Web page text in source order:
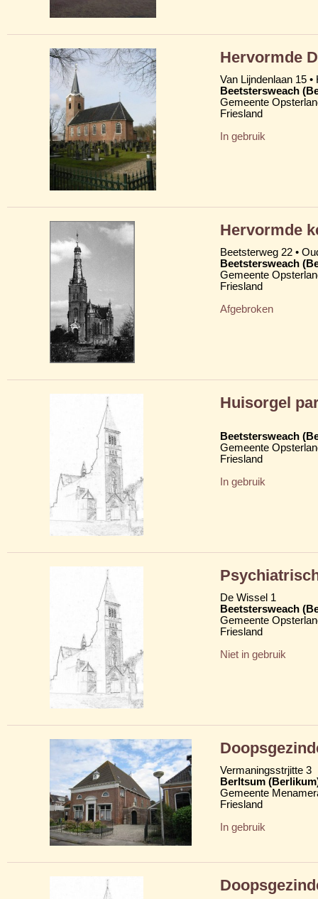
Hervormde
Van Lijndenlaan 15 •
Beetstersweach
Gemeente
Friesland
In gebruik
Hervormde
Beetsterweg 22 •
Beetstersweach
Gemeente
Friesland
Afgebroken
Huisorgel
Beetstersweach
Gemeente
Friesland
In gebruik
De Wissel 1
Beetstersweach
Gemeente
Friesland
Niet in gebruik
Vermaningsstrjitte 3
Berltsum
Gemeente
Friesland
In gebruik